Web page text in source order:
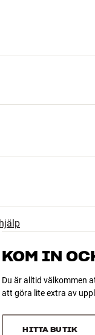
311, clic 221, clic
KOM IN
Du är alltid välkommen
att göra lite extra av
HITTA BUTIK